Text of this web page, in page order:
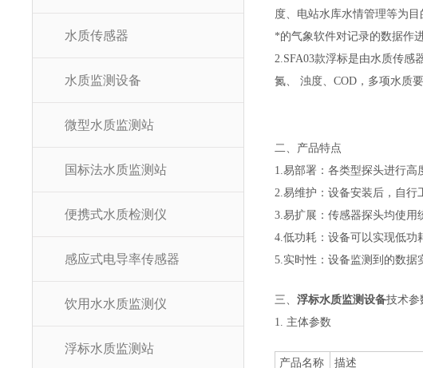
水质传感器
水质监测设备
微型水质监测站
国标法水质监测站
便携式水质检测仪
感应式电导率传感器
饮用水水质监测仪
浮标水质监测站
度、电站水库水情管理等为
*的气象软件对记录的数据作
2.SFA03款浮标是由水质传感
氮、 浊度、COD，多项水质
二、产品特点
1.易部署：各类型探头进行高
2.易维护：设备安装后，自行
3.易扩展：传感器探头均使用
4.低功耗：设备可以实现低功
5.实时性：设备监测到的数据
三、 浮标水质监测设备技术参
1. 主体参数
产品名称
描述